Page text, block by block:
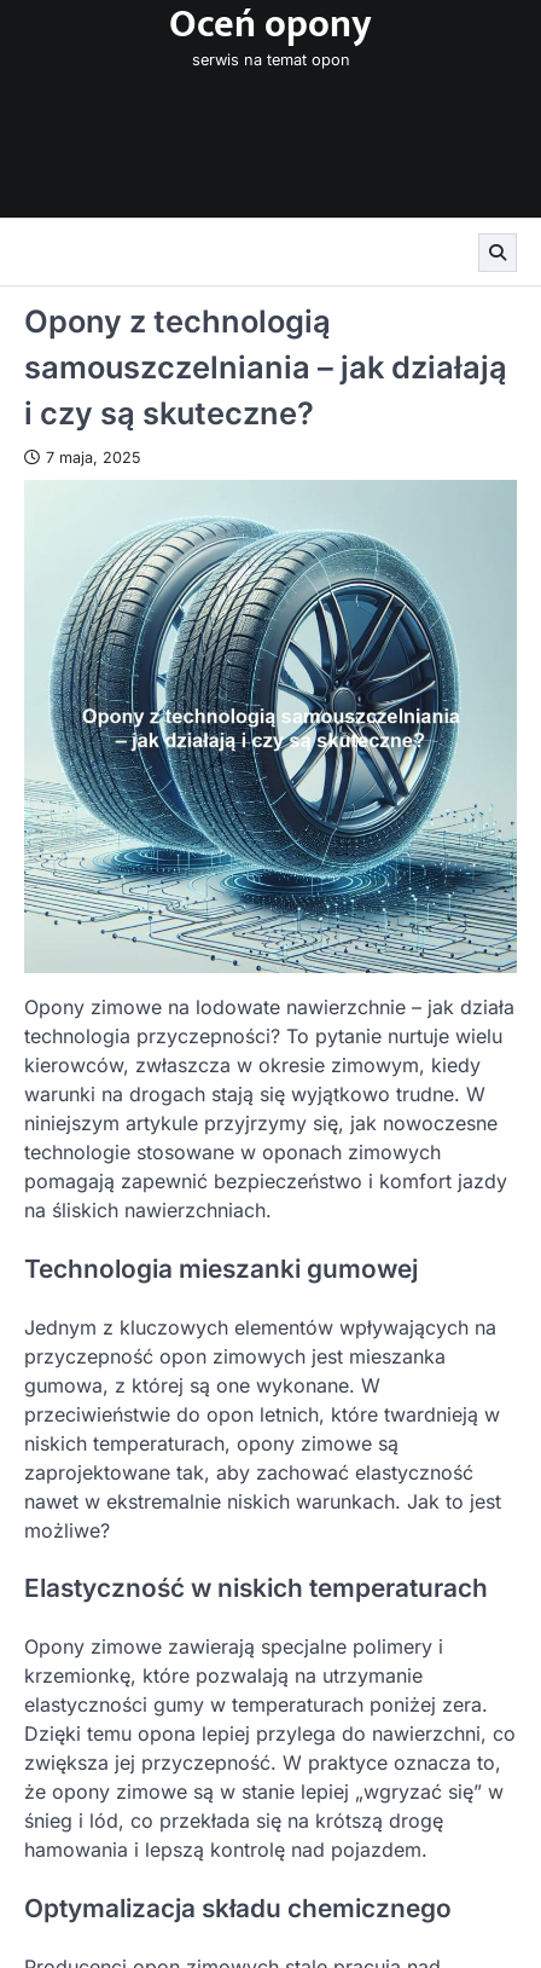
Oceń opony
serwis na temat opon
Opony z technologią
samouszczelniania – jak działają
i czy są skuteczne?
7 maja, 2025
Opony zimowe na lodowate nawierzchnie – jak działa
technologia przyczepności? To pytanie nurtuje wielu
kierowców, zwłaszcza w okresie zimowym, kiedy
warunki na drogach stają się wyjątkowo trudne. W
niniejszym artykule przyjrzymy się, jak nowoczesne
technologie stosowane w oponach zimowych
pomagają zapewnić bezpieczeństwo i komfort jazdy
na śliskich nawierzchniach.
Technologia mieszanki gumowej
Jednym z kluczowych elementów wpływających na
przyczepność opon zimowych jest mieszanka
gumowa, z której są one wykonane. W
przeciwieństwie do opon letnich, które twardnieją w
niskich temperaturach, opony zimowe są
zaprojektowane tak, aby zachować elastyczność
nawet w ekstremalnie niskich warunkach. Jak to jest
możliwe?
Elastyczność w niskich temperaturach
Opony zimowe zawierają specjalne polimery i
krzemionkę, które pozwalają na utrzymanie
elastyczności gumy w temperaturach poniżej zera.
Dzięki temu opona lepiej przylega do nawierzchni, co
zwiększa jej przyczepność. W praktyce oznacza to,
że opony zimowe są w stanie lepiej „wgryzać się” w
śnieg i lód, co przekłada się na krótszą drogę
hamowania i lepszą kontrolę nad pojazdem.
Optymalizacja składu chemicznego